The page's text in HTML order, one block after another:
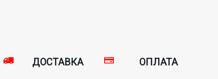
ДОСТАВКА
ОПЛАТА